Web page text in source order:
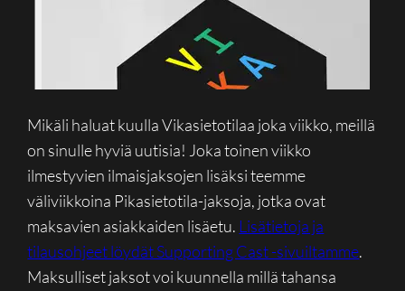
Mikäli haluat kuulla Vikasietotilaa joka viikko, meillä
on sinulle hyviä uutisia! Joka toinen viikko
ilmestyvien ilmaisjaksojen lisäksi teemme
väliviikkoina Pikasietotila-jaksoja, jotka ovat
maksavien asiakkaiden lisäetu. Lisätietoja ja
tilausohjeet löydät Supporting Cast -sivuiltamme.
Maksulliset jaksot voi kuunnella millä tahansa